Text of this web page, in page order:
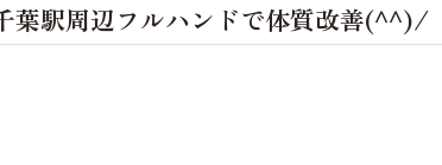
葉駅周辺フルハンドで体質改善(^^)/